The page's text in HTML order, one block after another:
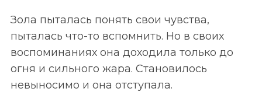
Зола пыталась понять свои чувства,
пыталась что-то вспомнить. Но в своих
воспоминаниях она доходила только до
огня и сильного жара. Становилось
невыносимо и она отступала.